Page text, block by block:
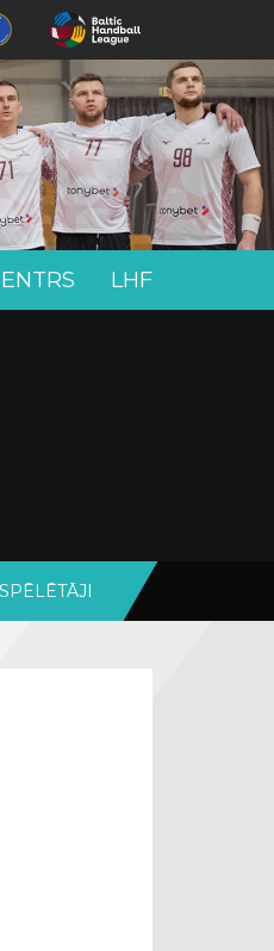
LHF
SPĒLĒTĀJI